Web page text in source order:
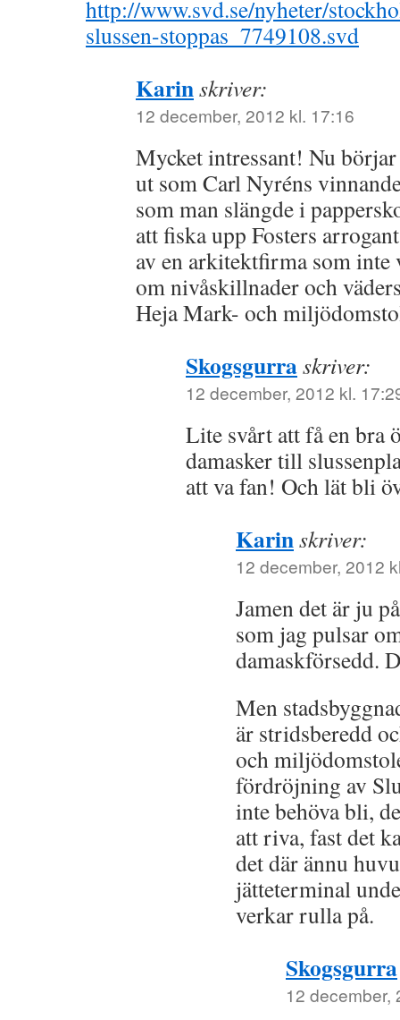
http://www.svd.se/nyheter/
slussen-stoppas_7749108.svd
Karinskriver:
12 december, 2012 kl. 17:16
Mycket intressant! Nu
ut som Carl Nyréns
som man slängde i
att fiska upp Fosters
av en arkitektfirma som inte
om nivåskillnader och
Heja Mark- och
Skogsgurraskriver:
12 december, 2012 kl.
Lite svårt att få en bra
damasker till
att va fan! Och lät bli
Karinskriver:
12 december, 2012
Jamen det är ju
som jag pulsar
damaskförsedd.
Men
är stridsberedd
och
fördröjning av
inte behöva bli,
att riva, fast det
det där ännu
jätteterminal
verkar rulla på.
Skogsgurra
12 december,